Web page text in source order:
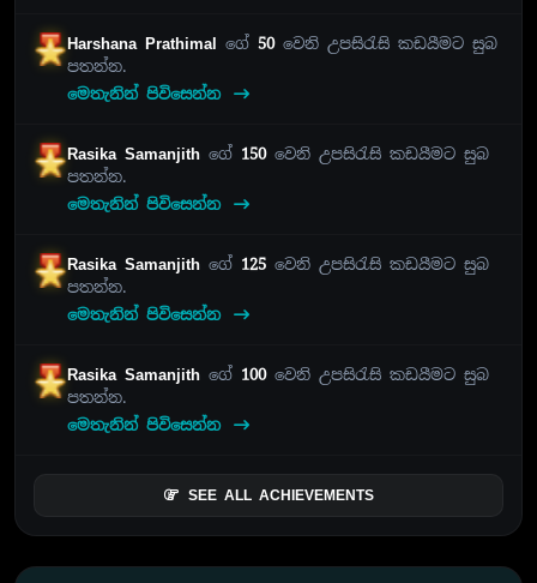
Harshana Prathimal ගේ 50වෙනි උපසිරැසි කඩයීමට සුබ
පතන්න.
මෙතැනින් පිවිසෙන්න
Rasika Samanjithගේ 150වෙනි උපසිරැසි කඩයීමට සුබ
පතන්න.
මෙතැනින් පිවිසෙන්න
Rasika Samanjithගේ 125 වෙනි උපසිරැසි කඩයීමට සුබ
පතන්න.
මෙතැනින් පිවිසෙන්න
Rasika Samanjithගේ 100වෙනි උපසිරැසි කඩයීමට සුබ
පතන්න.
මෙතැනින් පිවිසෙන්න
SEE ALL ACHIEVEMENTS